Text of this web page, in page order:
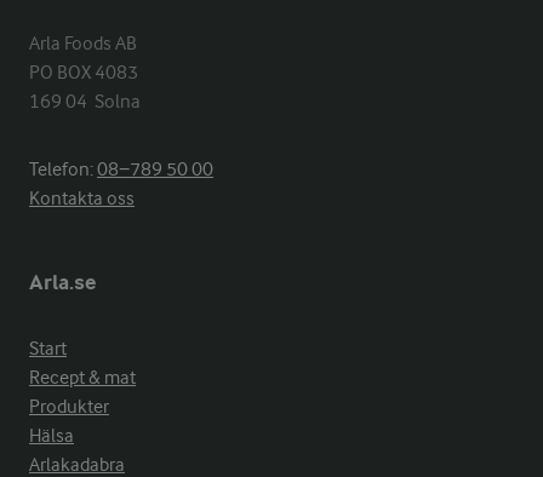
Arla Foods AB
PO BOX 4083
169 04  Solna
Telefon:08−789 50 00
Kontakta oss
Arla.se
Start
Recept & mat
Produkter
Hälsa
Arlakadabra